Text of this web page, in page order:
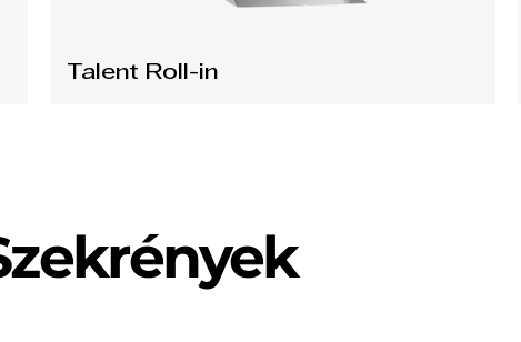
Talent Roll-in